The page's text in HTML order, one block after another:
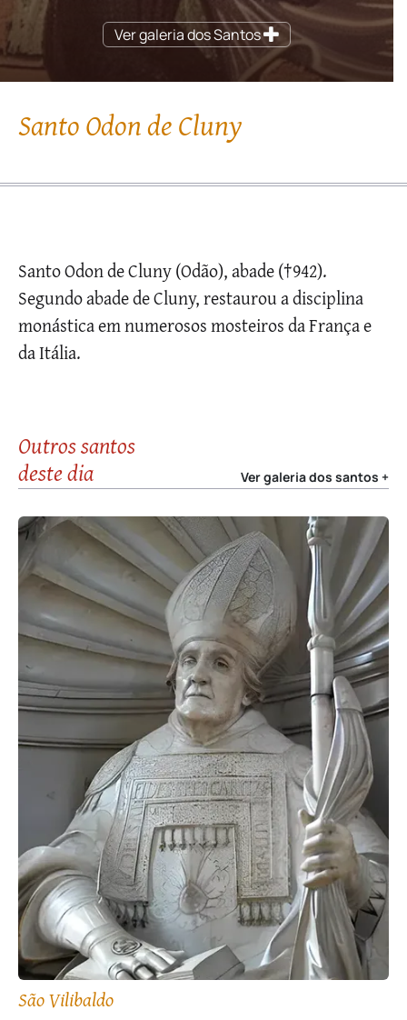
Ver galeria dos Santos
Santo Odon de Cluny
Santo Odon de Cluny (Odão), abade (†942).
Segundo abade de Cluny, restaurou a disciplina
monástica em numerosos mosteiros da França e
da Itália.
Outros santos
deste dia
Ver galeria dos santos +
São Vilibaldo